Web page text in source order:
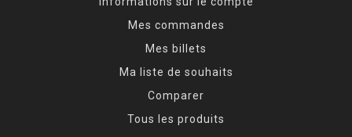
Mes commandes
Mes billets
Ma liste de souhaits
Comparer
Tous les produits